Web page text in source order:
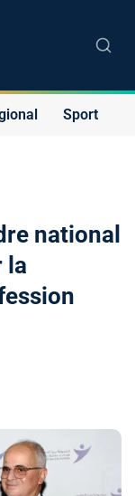
Sport
national
la